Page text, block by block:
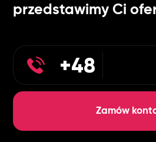
przedstawimy Ci